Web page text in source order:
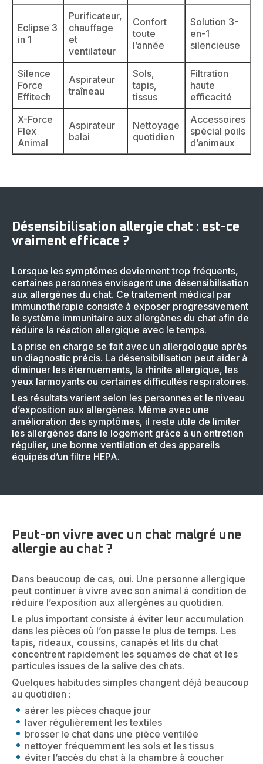
Eclipse 3
in 1
Purificateur,
chauffage
et
ventilateur
Confort
toute
l’année
Solution 3-
en-1
silencieuse
Silence
Force
Effitech
Aspirateur
traîneau
Sols,
tapis,
tissus
Filtration
haute
efficacité
X-Force
Flex
Animal
Aspirateur
balai
Nettoyage
quotidien
Accessoires
spécial poils
d’animaux
Désensibilisation allergie chat : est-ce
vraiment efficace ?
Lorsque les symptômes deviennent trop fréquents,
certaines personnes envisagent une désensibilisation
aux allergènes du chat. Ce traitement médical par
immunothérapie consiste à exposer progressivement
le système immunitaire aux allergènes du chat afin de
réduire la réaction allergique avec le temps.
La prise en charge se fait avec un allergologue après
un diagnostic précis. La désensibilisation peut aider à
diminuer les éternuements, la rhinite allergique, les
yeux larmoyants ou certaines difficultés respiratoires.
Les résultats varient selon les personnes et le niveau
d’exposition aux allergènes. Même avec une
amélioration des symptômes, il reste utile de limiter
les allergènes dans le logement grâce à un entretien
régulier, une bonne ventilation et des appareils
équipés d’un filtre HEPA.
Peut-on vivre avec un chat malgré une
allergie au chat ?
Dans beaucoup de cas, oui. Une personne allergique
peut continuer à vivre avec son animal à condition de
réduire l’exposition aux allergènes au quotidien.
Le plus important consiste à éviter leur accumulation
dans les pièces où l’on passe le plus de temps. Les
tapis, rideaux, coussins, canapés et lits du chat
concentrent rapidement les squames de chat et les
particules issues de la salive des chats.
Quelques habitudes simples changent déjà beaucoup
au quotidien :
aérer les pièces chaque jour
laver régulièrement les textiles
brosser le chat dans une pièce ventilée
nettoyer fréquemment les sols et les tissus
éviter l’accès du chat à la chambre à coucher